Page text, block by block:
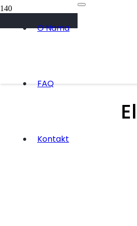
O Nama
FAQ
Kontakt
Abaya
Pogledaj